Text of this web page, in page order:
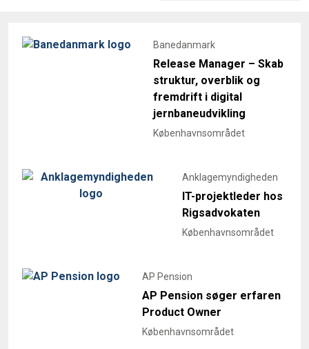
Banedanmark
Release Manager – Skab
struktur, overblik og
fremdrift i digital
jernbaneudvikling
Københavnsområdet
Anklagemyndigheden
IT-projektleder hos
Rigsadvokaten
Københavnsområdet
AP Pension
AP Pension søger erfaren
Product Owner
Københavnsområdet